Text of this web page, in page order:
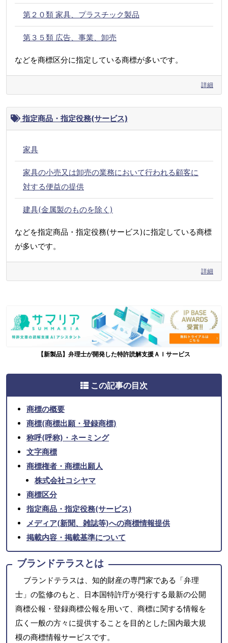
第２０類 家具、プラスチック製品
第３５類 広告、事業、卸売
などを商標区分に指定している商標が多いです。
詳細
指定商品・指定役務(サービス)
家具
家具の小売又は卸売の業務において行われる顧客に
対する便益の提供
建具(金属製のものを除く)
などを指定商品・指定役務(サービス)に指定している商標
が多いです。
詳細
【新製品】弁理士が開発した特許読解支援ＡＩサービス
この記事の目次
商標の概要
商標(商標出願・登録商標)
称呼(呼称)・ネーミング
文字商標
商標権者・商標出願人
株式会社コシヤマ
商標区分
指定商品・指定役務(サービス)
メディア(新聞、雑誌等)への商標情報提供
掲載内容・掲載基準について
ブランドテラスとは
ブランドテラスは、知的財産の専門家である「弁理
士」の監修のもと、日本国特許庁が発行する最新の公開
商標公報・登録商標公報を用いて、商標に関する情報を
広く一般の方々に提供することを目的とした国内最大規
模の商標情報サービスです。